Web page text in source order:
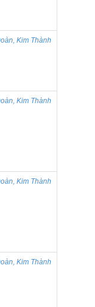
Kim Thành
Kim Thành
Kim Thành
Kim Thành